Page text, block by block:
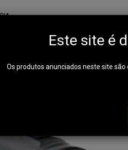
Este site é
Os produtos anunciados neste site